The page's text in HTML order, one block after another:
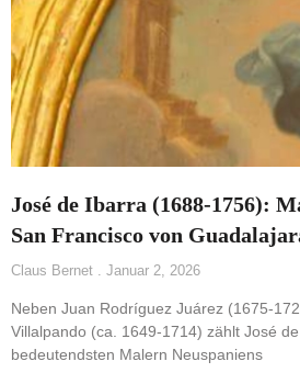
José de Ibarra (1688-1756):
San Francisco von
Claus Bernet Januar 2, 2026
Neben Juan Rodríguez Juárez (1675-
Villalpando (ca. 1649-1714) zählt José
bedeutendsten Malern Neuspaniens